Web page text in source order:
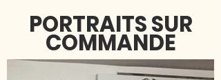
PORTRAITS SUR
COMMANDE